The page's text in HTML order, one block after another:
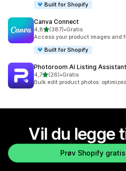
Built for Shopify
Canva Connect
4,8av 5 stjerner
(387)
Totalt 387 omtaler
•Gratis
Access your product images and
Built for Shopify
Photoroom AI Listing Assistant
4,7av 5 stjerner
(26)
Totalt 26 omtaler
•Gratis
Bulk edit product photos:
Vil du legge
Prøv Shopify